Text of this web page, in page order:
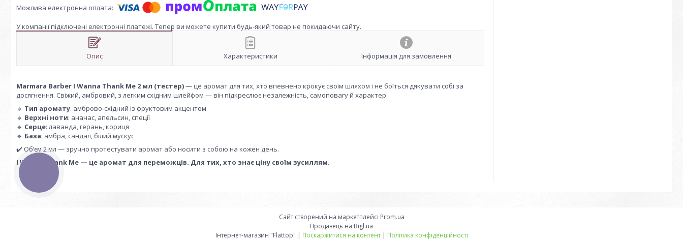
У компанії підключені електронні платежі. Тепер ви можете купити будь-який товар не покидаючи сайту.
Опис Характеристики Інформація для замовлення
Marmara Barber I Wanna Thank Me 2 мл (тестер)— це аромат для тих, хто впевнено крокує своїм шляхом і не боїться дякувати собі за
досягнення. Свіжий, амбровий, з легким східним шлейфом — він підкреслює незалежність, самоповагу й характер.
🔹 Тип аромату: амброво-східний із фруктовим акцентом
🔹 Верхні ноти: ананас, апельсин, спеції
🔹 Серце: лаванда, герань, кориця
🔹 База: амбра, сандал, білий мускус
✔️ Об’єм 2 мл — зручно протестувати аромат або носити з собою на кожен день.
I Wanna Thank Me — це аромат для переможців. Для тих, хто знає ціну своїм зусиллям.
Сайт створений на маркетплейсі Prom.ua
Продавець на Bigl.ua
Інтернет-магазин "Flattop" | Поскаржитися на контент | Політика конфіденційності